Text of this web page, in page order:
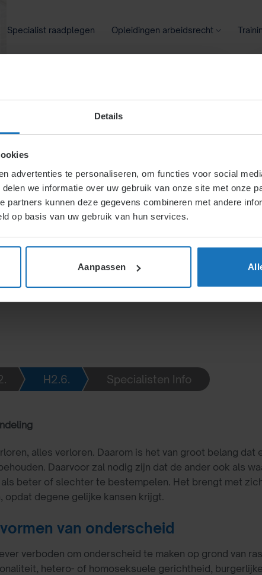
Details
advertenties te personaliseren, om functies voor social
we informatie over uw gebruik van onze site met onze
partners kunnen deze gegevens combineren met andere
op basis van uw gebruik van hun services.
Aanpassen
Specialist raadplegen Opleidingen arbeidsrecht
van geslacht,
zijn.
kansen en
en promotie.
H2.6. Specialisten Info
alles verloren. Daarom is het van groot belang
Daarvoor zal nodig zijn dat de ander ook als
beter of slechter te bestempelen. Het brengt met
opdat degene gelijke kansen krijgt.
van onderscheid
verboden om onderscheid te maken op grond van
hetero- of homoseksuele gerichtheid,